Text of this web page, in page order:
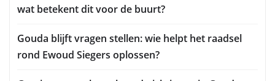
wat betekent dit voor de buurt?
Gouda blijft vragen stellen: wie helpt het raadsel
rond Ewoud Siegers oplossen?